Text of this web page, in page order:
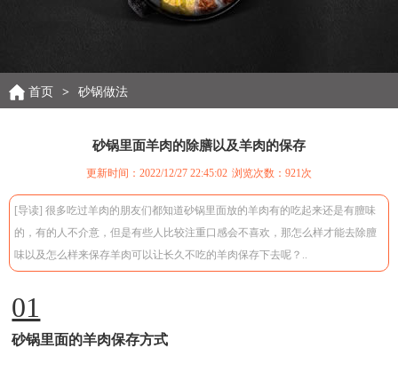
首页 > 砂锅做法
砂锅里面羊肉的除膳以及羊肉的保存
更新时间：2022/12/27 22:45:02 浏览次数： 921次
[导读] 很多吃过羊肉的朋友们都知道砂锅里面放的羊肉有的吃起来还是有膻味
的，有的人不介意，但是有些人比较注重口感会不喜欢，那怎么样才能去除膻
味以及怎么样来保存羊肉可以让长久不吃的羊肉保存下去呢？..
01
砂锅里面的羊肉保存方式